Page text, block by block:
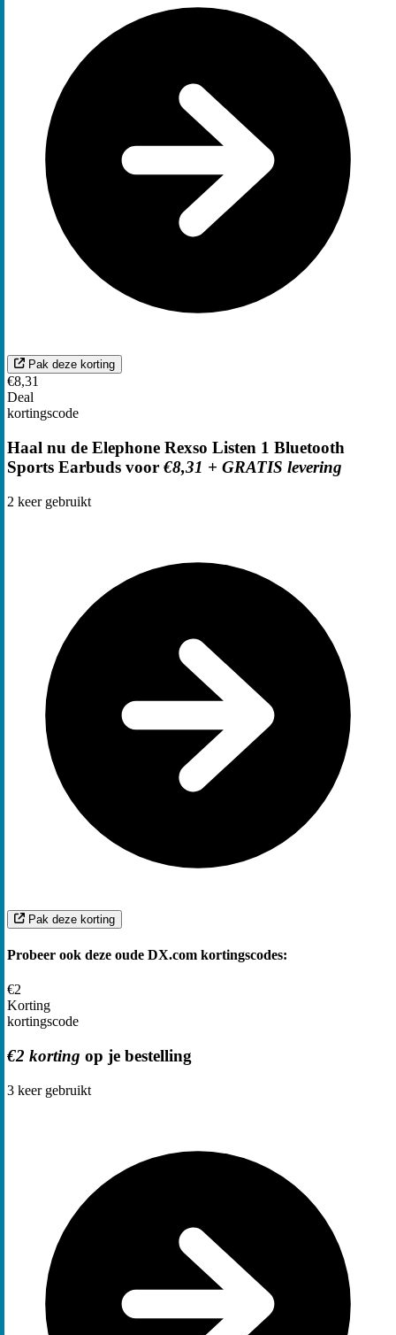
Pak deze korting
€8,31
Deal
kortingscode
Haal nu de Elephone Rexso Listen 1 Bluetooth
Sports Earbuds voor €8,31 + GRATIS levering
2 keer gebruikt
Pak deze korting
Probeer ook deze oude DX.com kortingscodes:
€2
Korting
kortingscode
€2 korting op je bestelling
3 keer gebruikt